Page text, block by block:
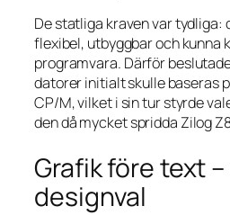
De statliga kraven var tydliga:
flexibel, utbyggbar och kunna
programvara. Därför
datorer initialt skulle baseras
CP/M, vilket i sin tur styrde
den då mycket spridda Zilog
Grafik före text
designval